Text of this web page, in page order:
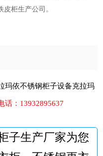
柜生产公司。
玛依不锈钢柜子设备克拉玛
话： 13932895637
子生产厂家为您